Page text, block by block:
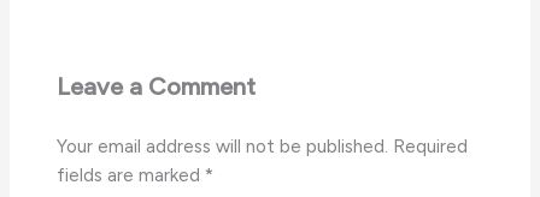
Leave a Comment
Your email address will not be published. Required
fields are marked*